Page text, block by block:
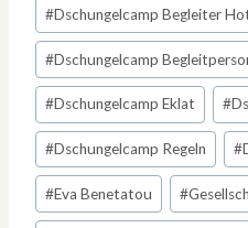
#Dschungelcamp Begleiter
#Dschungelcamp
#Dschungelcamp Eklat #
#Dschungelcamp Regeln #
#Eva Benetatou #